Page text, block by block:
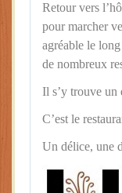
Retour vers
pour marcher
agréable le
de nombreux
Il s’y trouve un
C’est le
Un délice, une